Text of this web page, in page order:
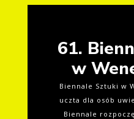
61.
w
Biennale Sztuki w
uczta dla osób
Biennale